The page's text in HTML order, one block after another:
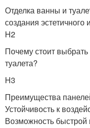
Отделка ванны и
создания эстетичного
H2
Почему стоит
туалета?
H3
Преимущества
Устойчивость к
Возможность